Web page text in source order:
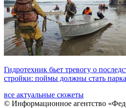
Гидротехник бьет тревогу о
стройки: поймы должны стать
все актуальные сюжеты
© Информационное агентство